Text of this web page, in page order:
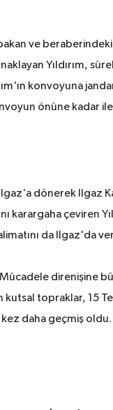
ve
Yıldırım,
konvoyuna
önüne kadar
Ilgaz'a dönerek
karargaha çeviren
da Ilgaz'da
direnişine
topraklar, 15
daha geçmiş oldu.